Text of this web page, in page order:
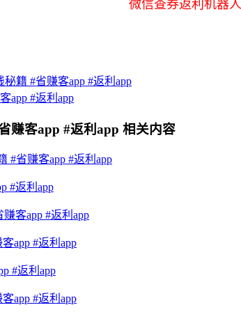
微信查券返利机器人
籍 #省赚客app #返利app
app #返利app
赚客app #返利app 相关内容
#省赚客app #返利app
#返利app
客app #返利app
app #返利app
#返利app
app #返利app